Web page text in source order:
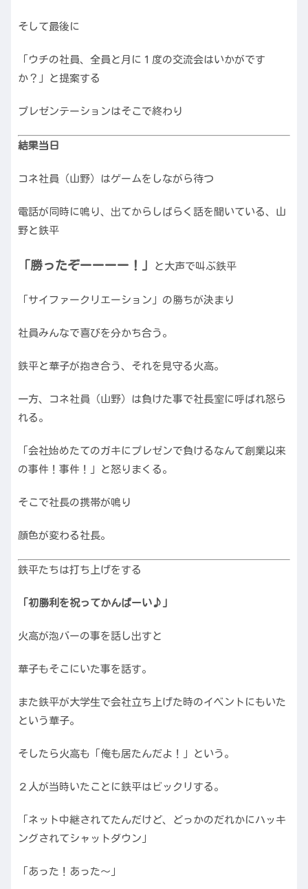
そして最後に
「ウチの社員、全員と月に１度の交流会はいかがです
か？」と提案する
プレゼンテーションはそこで終わり
結果当日
コネ社員（山野）はゲームをしながら待つ
電話が同時に鳴り、出てからしばらく話を聞いている、山
野と鉄平
「勝ったぞーーーー！」 と大声で叫ぶ鉄平
「サイファークリエーション」の勝ちが決まり
社員みんなで喜びを分かち合う。
鉄平と華子が抱き合う、それを見守る火高。
一方、コネ社員（山野）は負けた事で社長室に呼ばれ怒ら
れる。
「会社始めたてのガキにプレゼンで負けるなんて創業以来
の事件！事件！」と怒りまくる。
そこで社長の携帯が鳴り
顔色が変わる社長。
鉄平たちは打ち上げをする
「初勝利を祝ってかんぱーい♪」
火高が泡バーの事を話し出すと
華子もそこにいた事を話す。
また鉄平が大学生で会社立ち上げた時のイベントにもいた
という華子。
そしたら火高も「俺も居たんだよ！」という。
２人が当時いたことに鉄平はビックリする。
「ネット中継されてたんだけど、どっかのだれかにハッキ
ングされてシャットダウン」
「あった！あった〜」